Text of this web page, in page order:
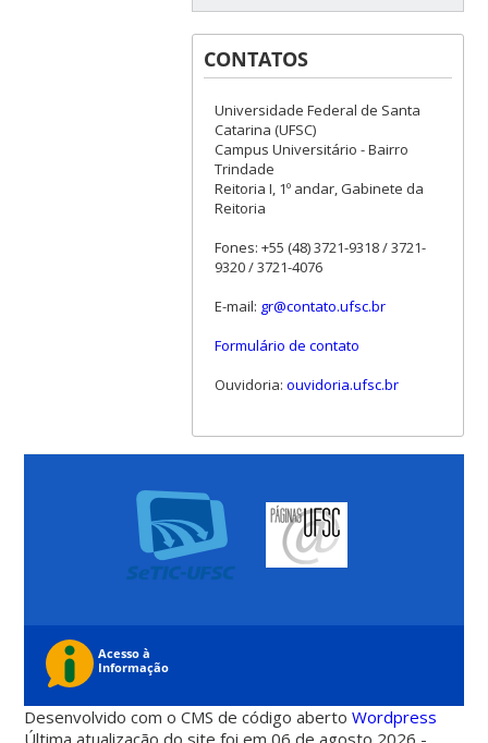
CONTATOS
Universidade Federal de Santa
Catarina (UFSC)
Campus Universitário - Bairro
Trindade
Reitoria I, 1º andar, Gabinete da
Reitoria
Fones: +55 (48) 3721-9318 / 3721-
9320 / 3721-4076
E-mail: gr@contato.ufsc.br
Formulário de contato
Ouvidoria: ouvidoria.ufsc.br
Desenvolvido com o CMS de código abertoWordpress